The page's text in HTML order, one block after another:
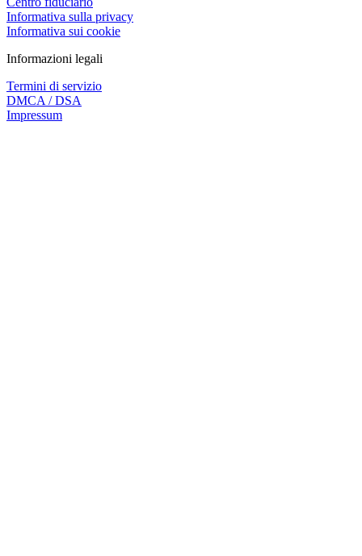
Informativa sulla privacy
Informativa sui cookie
Informazioni legali
Termini di servizio
DMCA / DSA
Impressum